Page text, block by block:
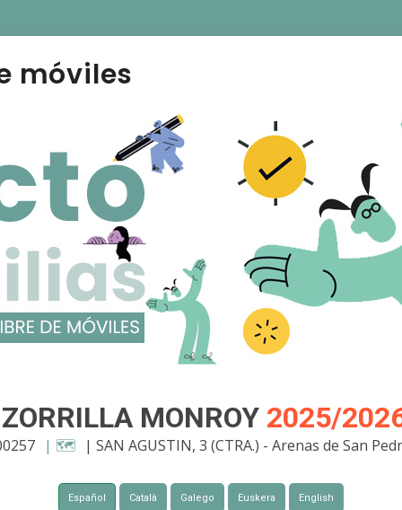
móviles
MONROY 2025/
| 🗺️ | SAN AGUSTIN, 3 (CTRA.) - Arenas de San
Español Català Galego Euskera English